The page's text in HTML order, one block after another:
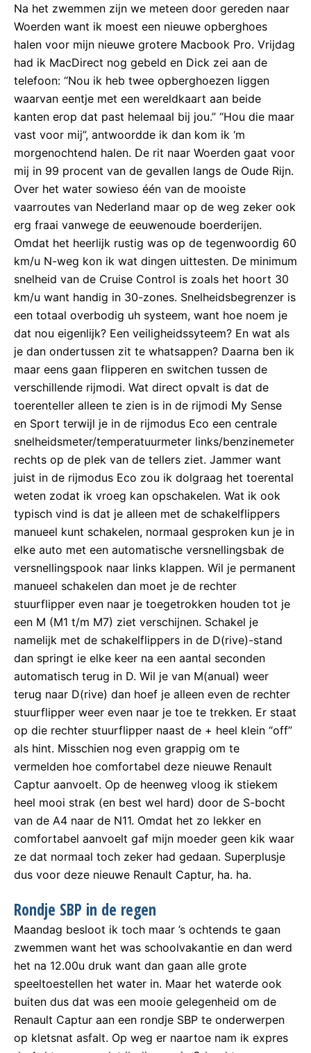
Na het zwemmen zijn we meteen door gereden naar
Woerden want ik moest een nieuwe opberghoes
halen voor mijn nieuwe grotere Macbook Pro. Vrijdag
had ik MacDirect nog gebeld en Dick zei aan de
telefoon: “Nou ik heb twee opberghoezen liggen
waarvan eentje met een wereldkaart aan beide
kanten erop dat past helemaal bij jou.” “Hou die maar
vast voor mij”, antwoordde ik dan kom ik ‘m
morgenochtend halen. De rit naar Woerden gaat voor
mij in 99 procent van de gevallen langs de Oude Rijn.
Over het water sowieso één van de mooiste
vaarroutes van Nederland maar op de weg zeker ook
erg fraai vanwege de eeuwenoude boerderijen.
Omdat het heerlijk rustig was op de tegenwoordig 60
km/u N-weg kon ik wat dingen uittesten. De minimum
snelheid van de Cruise Control is zoals het hoort 30
km/u want handig in 30-zones. Snelheidsbegrenzer is
een totaal overbodig uh systeem, want hoe noem je
dat nou eigenlijk? Een veiligheidssyteem? En wat als
je dan ondertussen zit te whatsappen? Daarna ben ik
maar eens gaan flipperen en switchen tussen de
verschillende rijmodi. Wat direct opvalt is dat de
toerenteller alleen te zien is in de rijmodi My Sense
en Sport terwijl je in de rijmodus Eco een centrale
snelheidsmeter/temperatuurmeter links/benzinemeter
rechts op de plek van de tellers ziet. Jammer want
juist in de rijmodus Eco zou ik dolgraag het toerental
weten zodat ik vroeg kan opschakelen. Wat ik ook
typisch vind is dat je alleen met de schakelflippers
manueel kunt schakelen, normaal gesproken kun je in
elke auto met een automatische versnellingsbak de
versnellingspook naar links klappen. Wil je permanent
manueel schakelen dan moet je de rechter
stuurflipper even naar je toegetrokken houden tot je
een M (M1 t/m M7) ziet verschijnen. Schakel je
namelijk met de schakelflippers in de D(rive)-stand
dan springt ie elke keer na een aantal seconden
automatisch terug in D. Wil je van M(anual) weer
terug naar D(rive) dan hoef je alleen even de rechter
stuurflipper weer even naar je toe te trekken. Er staat
op die rechter stuurflipper naast de + heel klein “off”
als hint. Misschien nog even grappig om te
vermelden hoe comfortabel deze nieuwe Renault
Captur aanvoelt. Op de heenweg vloog ik stiekem
heel mooi strak (en best wel hard) door de S-bocht
van de A4 naar de N11. Omdat het zo lekker en
comfortabel aanvoelt gaf mijn moeder geen kik waar
ze dat normaal toch zeker had gedaan. Superplusje
dus voor deze nieuwe Renault Captur, ha. ha.
Rondje SBP in de regen
Maandag besloot ik toch maar ’s ochtends te gaan
zwemmen want het was schoolvakantie en dan werd
het na 12.00u druk want dan gaan alle grote
speeltoestellen het water in. Maar het waterde ook
buiten dus dat was een mooie gelegenheid om de
Renault Captur aan een rondje SBP te onderwerpen
op kletsnat asfalt. Op weg er naartoe nam ik expres